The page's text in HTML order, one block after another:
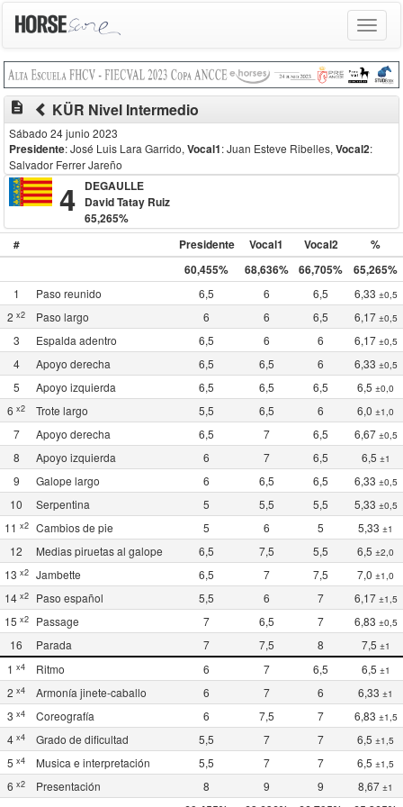
Toggle
description KÜR Nivel Intermedio
Sábado 24 junio 2023
Presidente: José Luis Lara Garrido, Vocal1: Juan Esteve Ribelles, Vocal2:
Salvador Ferrer Jareño
4
DEGAULLE
David Tatay Ruiz
65,265%
#
Presidente Vocal1 Vocal2
%
60,455%
68,636% 66,705% 65,265%
1 Paso reunido 6,5 6 6,5 6,33 ±0,5
2 x2 Paso largo 6 6 6,5 6,17 ±0,5
3 Espalda adentro 6,5 6 6 6,17 ±0,5
4 Apoyo derecha 6,5 6,5 6 6,33 ±0,5
5 Apoyo izquierda 6,5 6,5 6,5 6,5 ±0,0
6 x2 Trote largo 5,5 6,5 6 6,0 ±1,0
7 Apoyo derecha 6,5 7 6,5 6,67 ±0,5
8 Apoyo izquierda 6 7 6,5 6,5 ±1
9 Galope largo 6 6,5 6,5 6,33 ±0,5
10 Serpentina 5 5,5 5,5 5,33 ±0,5
11 x2 Cambios de pie 5 6 5 5,33 ±1
12 Medias piruetas al galope 6,5 7,5 5,5 6,5 ±2,0
13 x2 Jambette 6,5 7 7,5 7,0 ±1,0
14 x2 Paso español 5,5 6 7 6,17 ±1,5
15 x2 Passage 7 6,5 7 6,83 ±0,5
16 Parada 7 7,5 8 7,5 ±1
1 x4 Ritmo 6 7 6,5 6,5 ±1
2 x4 Armonía jinete-caballo 6 7 6 6,33 ±1
3 x4 Coreografía 6 7,5 7 6,83 ±1,5
4 x4 Grado de dificultad 5,5 7 7 6,5 ±1,5
5 x4 Musica e interpretación 5,5 7 7 6,5 ±1,5
6 x2 Presentación 8 9 9 8,67 ±1